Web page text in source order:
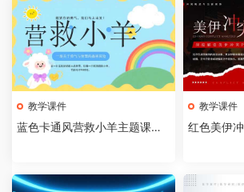
教学课件
蓝色卡通风营救小羊主题课件P
教学课件
红色美伊